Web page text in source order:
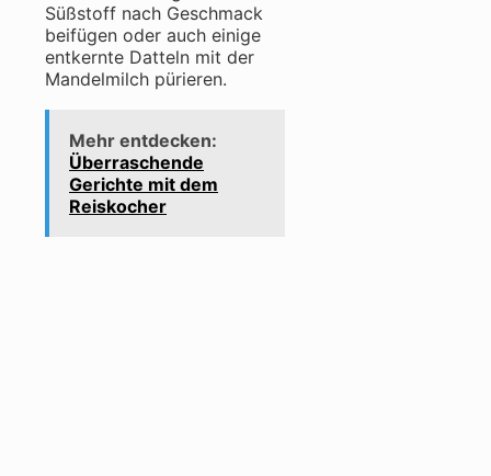
Süßstoff nach Geschmack
beifügen oder auch einige
entkernte Datteln mit der
Mandelmilch pürieren.
Mehr entdecken:
Überraschende
Gerichte mit dem
Reiskocher